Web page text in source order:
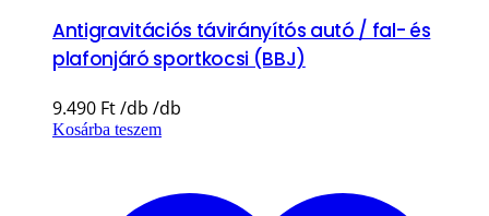
Antigravitációs távirányítós autó / fal- és
plafonjáró sportkocsi (BBJ)
9.490 Ft
Kosárba teszem